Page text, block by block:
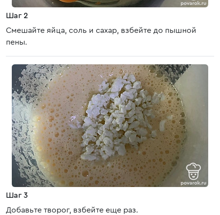
Шаг 2
Смешайте яйца, соль и сахар, взбейте до пышной
пены.
Шаг 3
Добавьте творог, взбейте еще раз.